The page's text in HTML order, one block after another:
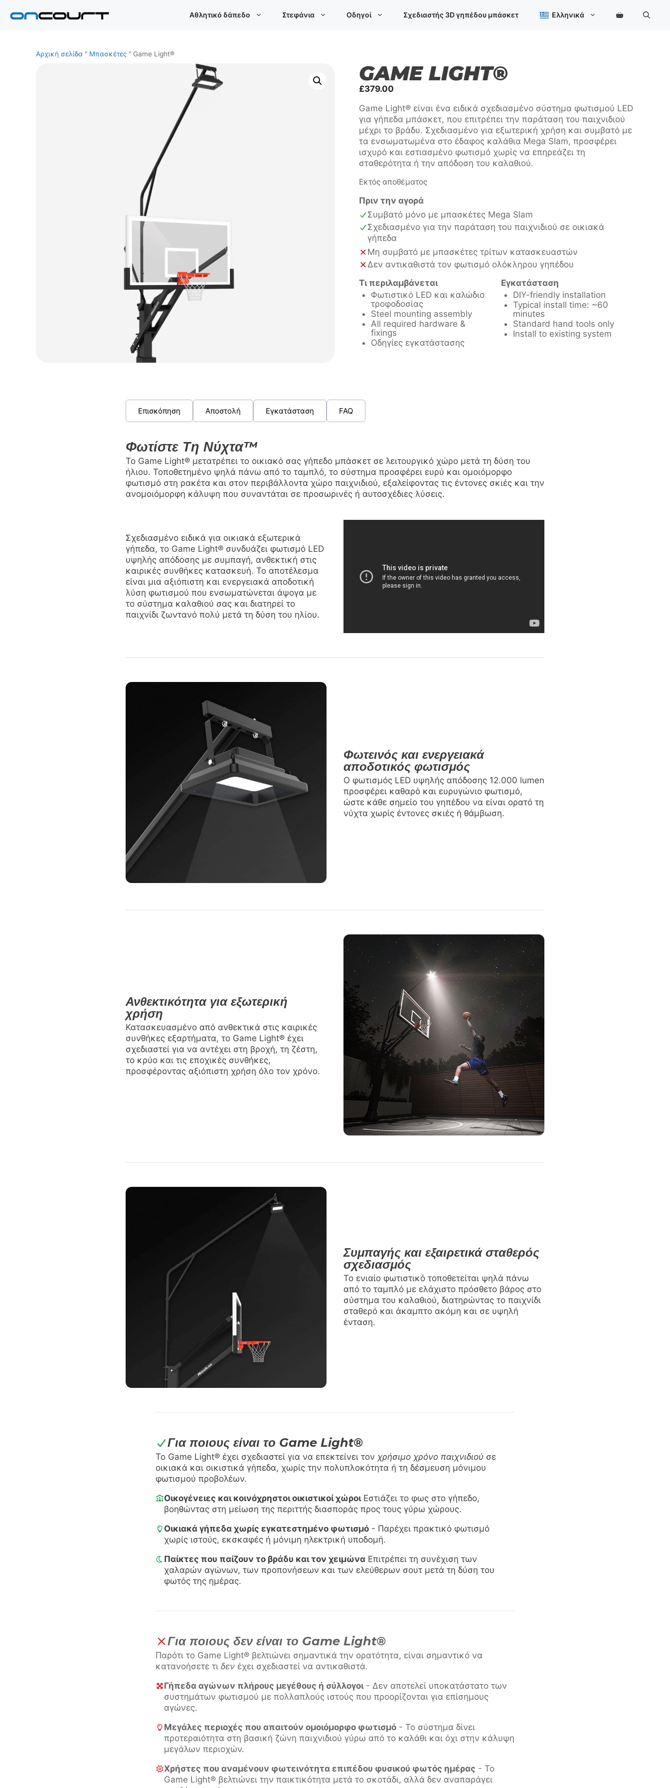
στο
Αθλητικό δάπεδο Στεφάνια Οδηγοί Σχεδιαστής 3D γηπέδου μπάσκετ Ελληνικά
Αρχική σελίδα " Μπασκέτες " Game Light®
GAME LIGHT®
£379.00
Game Light® είναι ένα ειδικά σχεδιασμένο σύστημα φωτισμού LED
για γήπεδα μπάσκετ, που επιτρέπει την παράταση του παιχνιδιού
μέχρι το βράδυ. Σχεδιασμένο για εξωτερική χρήση και συμβατό με
τα ενσωματωμένα στο έδαφος καλάθια Mega Slam, προσφέρει
ισχυρό και εστιασμένο φωτισμό χωρίς να επηρεάζει τη
σταθερότητα ή την απόδοση του καλαθιού.
Εκτός αποθέματος
Πριν την αγορά
Συμβατό μόνο με μπασκέτες Mega Slam
Σχεδιασμένο για την παράταση του παιχνιδιού σε οικιακά
γήπεδα
Μη συμβατό με μπασκέτες τρίτων κατασκευαστών
Δεν αντικαθιστά τον φωτισμό ολόκληρου γηπέδου
Τι περιλαμβάνεται
Φωτιστικό LED και καλώδιο
τροφοδοσίας
Steel mounting assembly
All required hardware &
fixings
Οδηγίες εγκατάστασης
Εγκατάσταση
DIY-friendly installation
Typical install time: ~60
minutes
Standard hand tools only
Install to existing system
Επισκόπηση Αποστολή Εγκατάσταση FAQ
Φωτίστε Τη Νύχτα™
Το Game Light® μετατρέπει το οικιακό σας γήπεδο μπάσκετ σε λειτουργικό χώρο μετά τη δύση του
ήλιου. Τοποθετημένο ψηλά πάνω από το ταμπλό, το σύστημα προσφέρει ευρύ και ομοιόμορφο
φωτισμό στη ρακέτα και στον περιβάλλοντα χώρο παιχνιδιού, εξαλείφοντας τις έντονες σκιές και την
ανομοιόμορφη κάλυψη που συναντάται σε προσωρινές ή αυτοσχέδιες λύσεις.
Σχεδιασμένο ειδικά για οικιακά εξωτερικά
γήπεδα, το Game Light® συνδυάζει φωτισμό LED
υψηλής απόδοσης με συμπαγή, ανθεκτική στις
καιρικές συνθήκες κατασκευή. Το αποτέλεσμα
είναι μια αξιόπιστη και ενεργειακά αποδοτική
λύση φωτισμού που ενσωματώνεται άψογα με
το σύστημα καλαθιού σας και διατηρεί το
παιχνίδι ζωντανό πολύ μετά τη δύση του ηλίου.
Φωτεινός και ενεργειακά
αποδοτικός φωτισμός
Ο φωτισμός LED υψηλής απόδοσης 12.000 lumen
προσφέρει καθαρό και ευρυγώνιο φωτισμό,
ώστε κάθε σημείο του γηπέδου να είναι ορατό τη
νύχτα χωρίς έντονες σκιές ή θάμβωση.
Ανθεκτικότητα για εξωτερική
χρήση
Κατασκευασμένο από ανθεκτικά στις καιρικές
συνθήκες εξαρτήματα, το Game Light® έχει
σχεδιαστεί για να αντέχει στη βροχή, τη ζέστη,
το κρύο και τις εποχικές συνθήκες,
προσφέροντας αξιόπιστη χρήση όλο τον χρόνο.
Συμπαγής και εξαιρετικά σταθερός
σχεδιασμός
Το ενιαίο φωτιστικό τοποθετείται ψηλά πάνω
από το ταμπλό με ελάχιστο πρόσθετο βάρος στο
σύστημα του καλαθιού, διατηρώντας το παιχνίδι
σταθερό και άκαμπτο ακόμη και σε υψηλή
ένταση.
Για ποιους είναι το Game Light®
Το Game Light® έχει σχεδιαστεί για να επεκτείνει τον χρήσιμο χρόνο παιχνιδιού σε
οικιακά και οικιστικά γήπεδα, χωρίς την πολυπλοκότητα ή τη δέσμευση μόνιμου
φωτισμού προβολέων.
Οικογένειες και κοινόχρηστοι οικιστικοί χώροιΕστιάζει το φως στο γήπεδο,
βοηθώντας στη μείωση της περιττής διασποράς προς τους γύρω χώρους.
Οικιακά γήπεδα χωρίς εγκατεστημένο φωτισμό - Παρέχει πρακτικό φωτισμό
χωρίς ιστούς, εκσκαφές ή μόνιμη ηλεκτρική υποδομή.
Παίκτες που παίζουν το βράδυ και τον χειμώνα Επιτρέπει τη συνέχιση των
χαλαρών αγώνων, των προπονήσεων και των ελεύθερων σουτ μετά τη δύση του
φωτός της ημέρας.
Για ποιους δεν είναι το Game Light®
Παρότι το Game Light® βελτιώνει σημαντικά την ορατότητα, είναι σημαντικό να
κατανοήσετε τι δεν έχει σχεδιαστεί να αντικαθιστά.
Γήπεδα αγώνων πλήρους μεγέθους ή σύλλογοι- Δεν αποτελεί υποκατάστατο των
συστημάτων φωτισμού με πολλαπλούς ιστούς που προορίζονται για επίσημους
αγώνες.
Μεγάλες περιοχές που απαιτούν ομοιόμορφο φωτισμό - Το σύστημα δίνει
προτεραιότητα στη βασική ζώνη παιχνιδιού γύρω από το καλάθι και όχι στην κάλυψη
μεγάλων περιοχών.
Χρήστες που αναμένουν φωτεινότητα επιπέδου φυσικού φωτός ημέρας - Το
Game Light® βελτιώνει την παικτικότητα μετά το σκοτάδι, αλλά δεν αναπαράγει